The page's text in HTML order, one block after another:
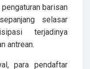
barisan
selasar
terjadinya
antrean.
para pendaftar